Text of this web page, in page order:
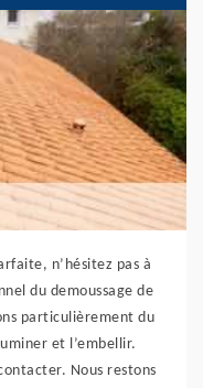
n’hésitez pas à
du demoussage de
particulièrement du
et l’embellir.
Nous restons